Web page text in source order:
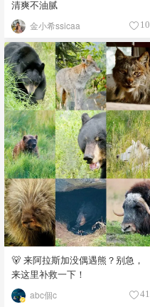
清爽不油腻
金小希ssicaa 10
🐻 来阿拉斯加没偶遇熊？别急，
来这里补救一下！
abc個c 41